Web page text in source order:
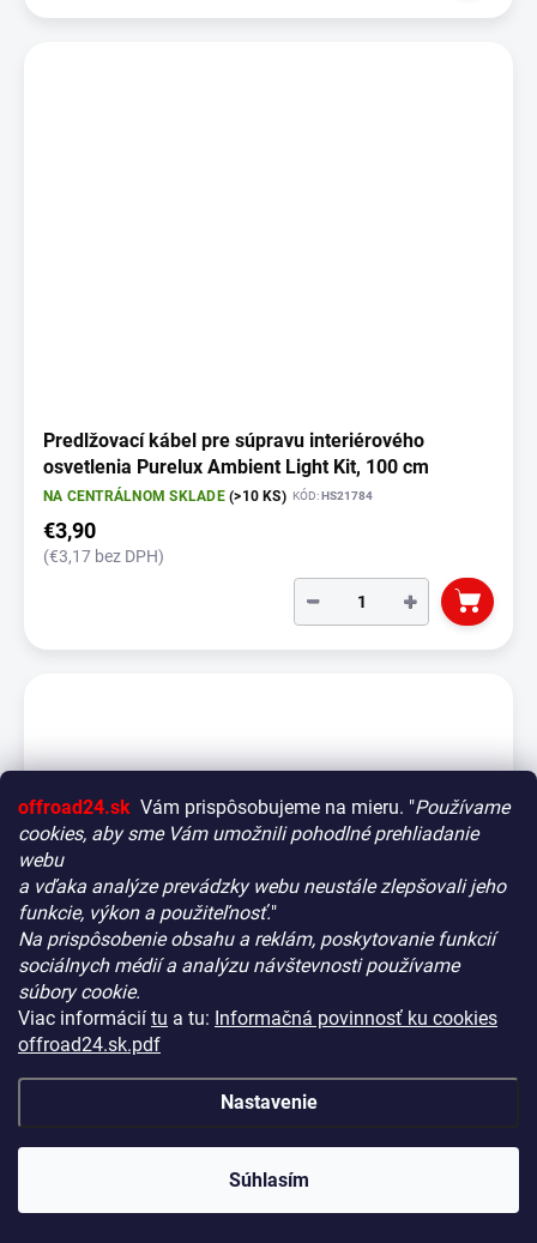
offroad24.sk Vám prispôsobujeme na mieru. "Používame
cookies, aby sme Vám umožnili pohodlné prehliadanie
webu
a vďaka analýze prevádzky webu neustále zlepšovali jeho
funkcie, výkon a použiteľnosť."
Na prispôsobenie obsahu a reklám, poskytovanie funkcií
sociálnych médií a analýzu návštevnosti používame
súbory cookie.
Viac informácií tu a tu: Informačná povinnosť ku cookies
offroad24.sk.pdf
Nastavenie
Súhlasím
Vitajte! Aby bolo hľadanie tých správnych dielov pre vaše
vozidlo čo najrýchlejšie a najpresnejšie, máme pre vás
malý tip:
Začnite výberom vášho vozidla– Týmto krokom si
zaistíte, že uvidíte len kompatibilné produkty.
filtre. Použite ich! Ušetria vám kopu času a pomôžu nájsť
presne to, čo hľadáte, behom sekúnd.
Predlžovací kábel pre súpravu interiérového
osvetlenia Purelux Ambient Light Kit, 100 cm
NA CENTRÁLNOM SKLADE(>10 KS) KÓD: HS21784
€3,90
(€3,17 bez DPH)
+
−
EcoFlow RIVER 2 Pro EU
NA CENTRÁLNOM SKLADE(10 KS) KÓD:1ECOR620P
+
−